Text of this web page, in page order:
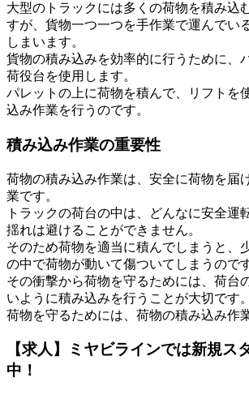
大型のトラックには多くの荷物を積み込
すが、貨物一つ一つを手作業で運んでい
しまいます。
貨物の積み込みを効率的に行うために、
荷役台を使用します。
パレットの上に荷物を積んで、リフトを
込み作業を行うのです。
積み込み作業の重要性
荷物の積み込み作業は、安全に荷物を届
業です。
トラックの荷台の中は、どんなに安全運
揺れは避けることができません。
そのため荷物を適当に積んでしまうと、
の中で荷物が動いて傷ついてしまうのです
その衝撃から荷物を守るためには、荷台
いように積み込みを行うことが大切です。
荷物を守るためには、荷物の積み込み作
【求人】ミヤビラインでは新規ス
中！